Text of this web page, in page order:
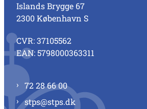
Islands Brygge 67
2300 København S
CVR: 37105562
EAN: 5798000363311
72 28 66 00
stps@stps.dk